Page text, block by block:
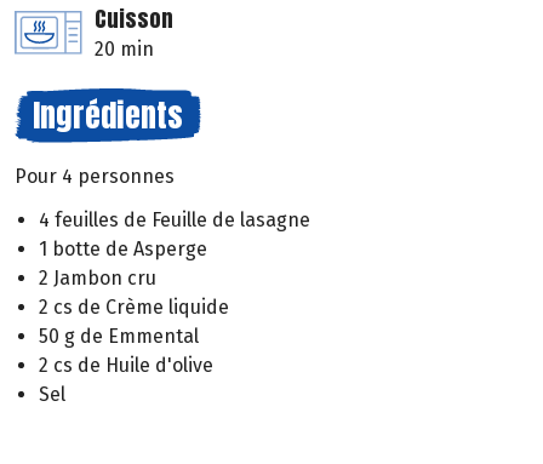
Cuisson
20 min
Ingrédients
Pour 4 personnes
4 feuilles de Feuille de lasagne
1 botte de Asperge
2 Jambon cru
2 cs de Crème liquide
50 g de Emmental
2 cs de Huile d'olive
Sel